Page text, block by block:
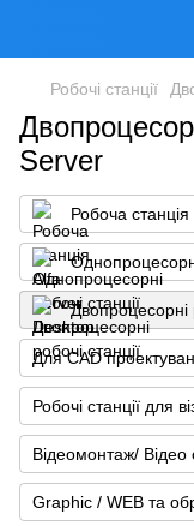
Робочі станції
Server
Робоча
Двопроцесорні
Для CAD
Робочі станції для
Відеомонтаж/ Відео
Graphic / WEB та